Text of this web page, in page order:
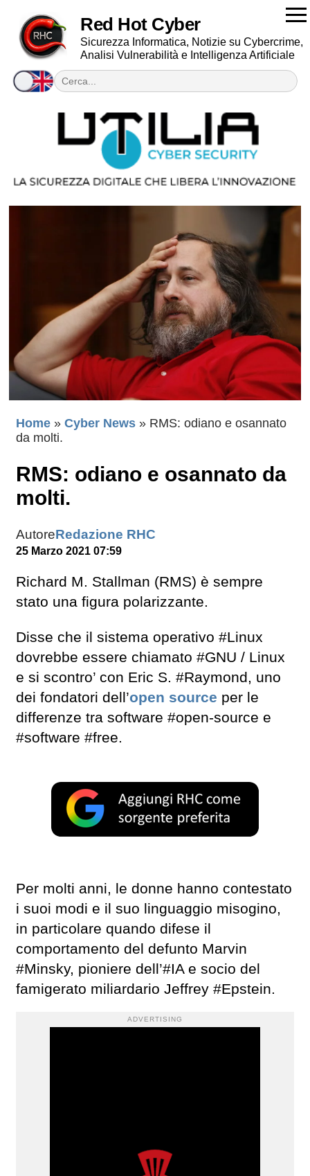
Red Hot Cyber
Sicurezza Informatica, Notizie su Cybercrime,
Analisi Vulnerabilità e Intelligenza Artificiale
Home » Cyber News » RMS: odiano e osannato
da molti.
RMS: odiano e osannato da
molti.
AutoreRedazione RHC
25 Marzo 2021 07:59
Richard M. Stallman (RMS) è sempre
stato una figura polarizzante.
Disse che il sistema operativo #Linux
dovrebbe essere chiamato #GNU / Linux
e si scontro’ con Eric S. #Raymond, uno
dei fondatori dell’open source per le
differenze tra software #open-source e
#software #free.
Per molti anni, le donne hanno contestato
i suoi modi e il suo linguaggio misogino,
in particolare quando difese il
comportamento del defunto Marvin
#Minsky, pioniere dell’#IA e socio del
famigerato miliardario Jeffrey #Epstein.
ADVERTISING